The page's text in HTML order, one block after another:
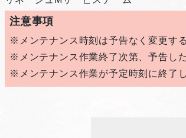
注意事項
※メンテナンス時刻は予告なく変更す
※メンテナンス作業終了次第、予告し
※メンテナンス作業が予定時刻に終了